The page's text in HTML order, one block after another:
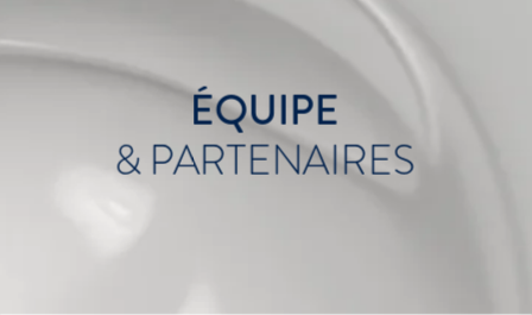
ÉQUIPE
& PARTENAIRES